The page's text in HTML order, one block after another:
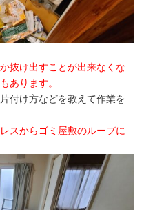
抜け出すことが出来なくな
あります。
付け方などを教えて作業を
スからゴミ屋敷のループに